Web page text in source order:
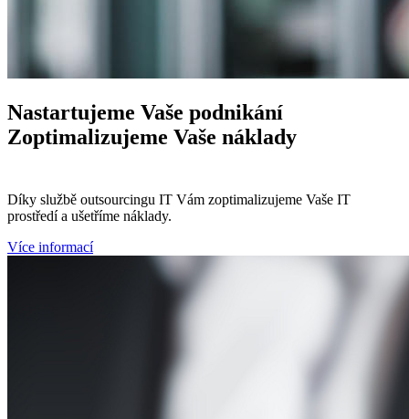
Nastartujeme Vaše podnikání
Zoptimalizujeme Vaše náklady
Díky službě outsourcingu IT Vám zoptimalizujeme Vaše IT
prostředí a ušetříme náklady.
Více informací